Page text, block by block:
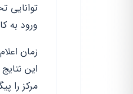
توانایی
ورود به
زمان
این
مرکز را